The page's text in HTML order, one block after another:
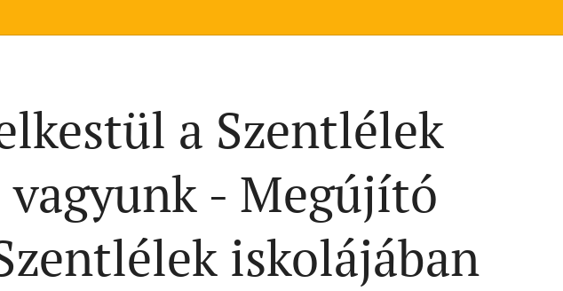
a Szentlélek
- Megújító
iskolájában